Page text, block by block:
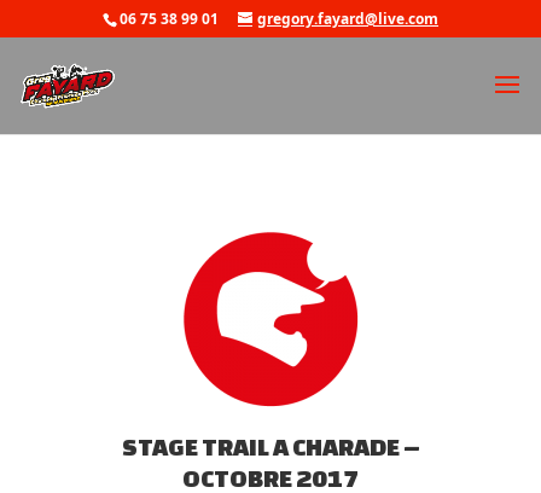
06 75 38 99 01 gregory.fayard@live.com
STAGE TRAIL A CHARADE –
OCTOBRE 2017